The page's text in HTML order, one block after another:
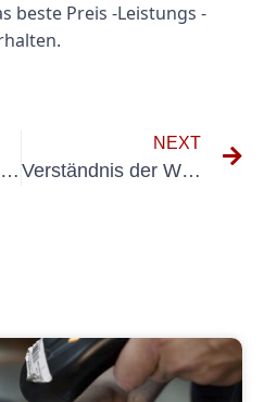
beste Preis -Leistungs -
Alles, was Sie über UVV mehrfung PKW wissen müssen, laut Dguv Vorschrift 70
NEXT
Verständnis der Wichtigkeit von UVV mehrfung für PKW: Ein Leitfaden für Sachkundiger